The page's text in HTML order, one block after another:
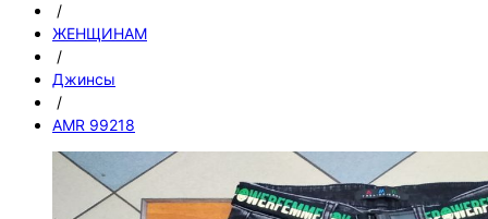
/
ЖЕНЩИНАМ
/
Джинсы
/
AMR 99218